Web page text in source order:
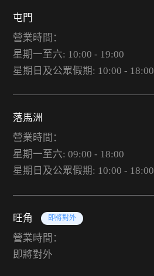
屯門
營業時間：
星期一至六: 10:00 - 19:00
星期日及公眾假期: 10:00 - 18:00
落馬洲
營業時間：
星期一至六: 09:00 - 18:00
星期日及公眾假期: 10:00 - 18:00
旺角 即將對外
營業時間：
即將對外